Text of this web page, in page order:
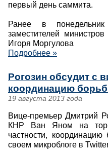
первый день саммита.
Ранее в
заместителей
Игоря Моргулова
Подробнее »
Рогозин обсудит с
координацию
19 августа 2013 года
Вице-премьер Дмитрий
КНР Ван Яном на
частности,
своем микроблоге в